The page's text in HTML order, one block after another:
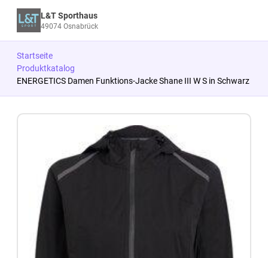
L&T Sporthaus
49074 Osnabrück
Startseite
Produktkatalog
ENERGETICS Damen Funktions-Jacke Shane III W S in Schwarz